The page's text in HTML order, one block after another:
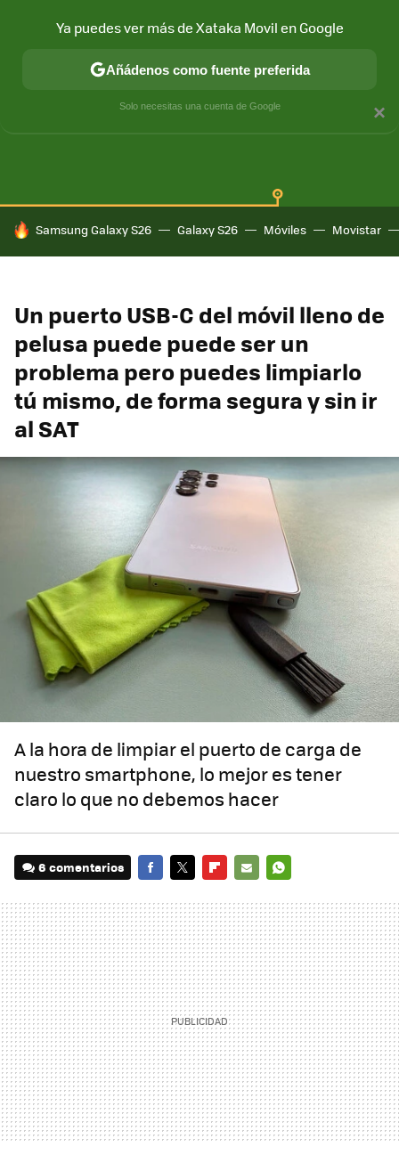
HOY SE HABLA DE
Samsung Galaxy S26 Galaxy S26 Móviles Movistar
Un puerto USB-C del móvil lleno de
pelusa puede puede ser un
problema pero puedes limpiarlo
tú mismo, de forma segura y sin ir
al SAT
A la hora de limpiar el puerto de carga de
nuestro smartphone, lo mejor es tener
claro lo que no debemos hacer
6 comentarios
MAIL
×
Ya puedes ver más de Xataka Movil en Google
Añádenos como fuente preferida
Solo necesitas una cuenta de Google